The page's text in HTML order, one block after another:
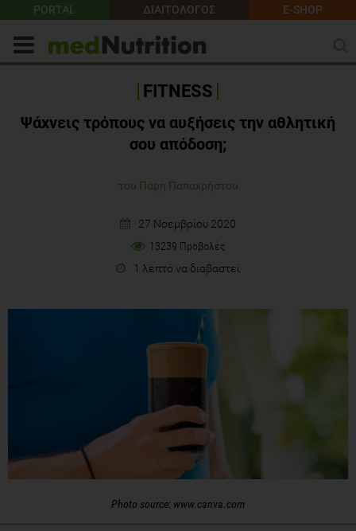
PORTAL ΔΙΑΙΤΟΛΟΓΟΣ E-SHOP
FITNESS
Ψάχνεις τρόπους να αυξήσεις την αθλητική
σου απόδοση;
του Πάρη Παπαχρήστου
27 Νοεμβρίου 2020
13239 Προβολές
1 λεπτό να διαβαστεί
Photo source: www.canva.com